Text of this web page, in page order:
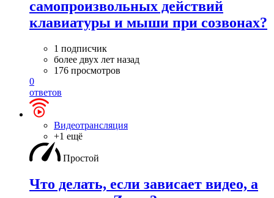
самопроизвольных действий
клавиатуры и мыши при созвонах?
1 подписчик
более двух лет назад
176 просмотров
0
ответов
Видеотрансляция
+1 ещё
Простой
Что делать, если зависает видео, а